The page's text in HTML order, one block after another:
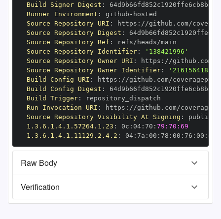
Build Signer Digest :
Runner Environment : github -
Source Repository URI : https :
Source Repository Digest :
Source Repository Ref :
Source Repository Identifier:
'138421996'
Source Repository Owner URI : https :
Source Repository Owner Identifier:
'216156418'
Build Config URI : https :
Build Config Digest :
Build Trigger:
Run Invocation URI : https :
Source Repository Visibility At Signing :
1.3.6.1.4.1.57264.1.23 : 0c : 04: 70 : 79:70:69
1.3.6.1.4.1.11129.2.4.2 : 04: 7a : 00 : 78 : 00 : 76 : 00 : dd
Raw Body
Verification